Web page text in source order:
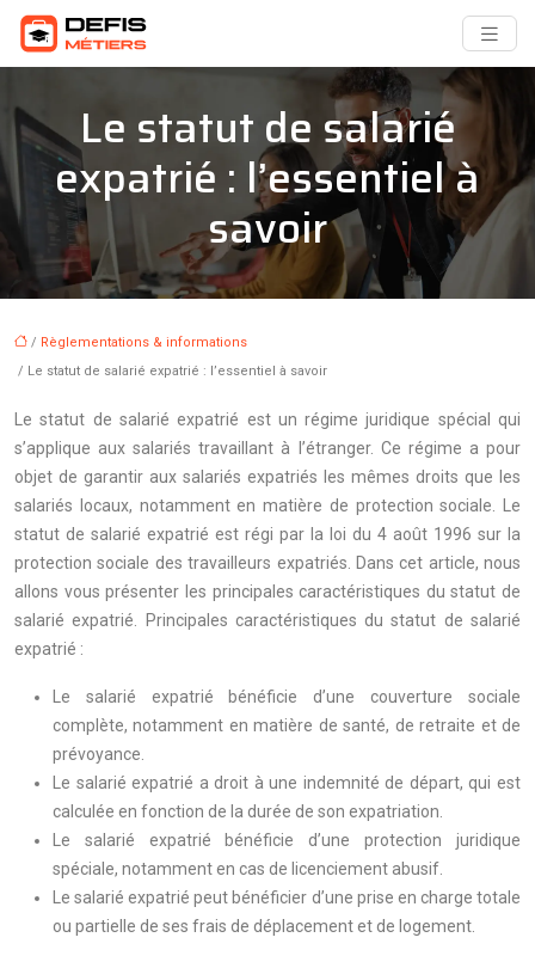
Le statut de salarié
expatrié : l’essentiel à
savoir
/ Règlementations & informations
/ Le statut de salarié expatrié : l’essentiel à savoir
Le statut de salarié expatrié est un régime juridique spécial qui
s’applique aux salariés travaillant à l’étranger. Ce régime a pour
objet de garantir aux salariés expatriés les mêmes droits que les
salariés locaux, notamment en matière de protection sociale. Le
statut de salarié expatrié est régi par la loi du 4 août 1996 sur la
protection sociale des travailleurs expatriés. Dans cet article, nous
allons vous présenter les principales caractéristiques du statut de
salarié expatrié. Principales caractéristiques du statut de salarié
expatrié :
Le salarié expatrié bénéficie d’une couverture sociale
complète, notamment en matière de santé, de retraite et de
prévoyance.
Le salarié expatrié a droit à une indemnité de départ, qui est
calculée en fonction de la durée de son expatriation.
Le salarié expatrié bénéficie d’une protection juridique
spéciale, notamment en cas de licenciement abusif.
Le salarié expatrié peut bénéficier d’une prise en charge totale
ou partielle de ses frais de déplacement et de logement.